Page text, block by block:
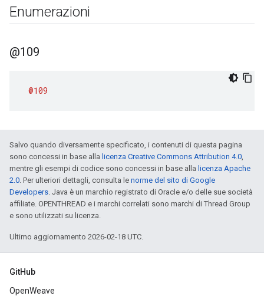
Enumerazioni
@109
@109
Salvo quando diversamente specificato, i contenuti di questa pagina
sono concessi in base alla licenza Creative Commons Attribution 4.0,
mentre gli esempi di codice sono concessi in base alla licenza Apache
2.0. Per ulteriori dettagli, consulta le norme del sito di Google
Developers. Java è un marchio registrato di Oracle e/o delle sue società
affiliate. OPENTHREAD e i marchi correlati sono marchi di Thread Group
e sono utilizzati su licenza.
Ultimo aggiornamento 2026-02-18 UTC.
GitHub
OpenWeave